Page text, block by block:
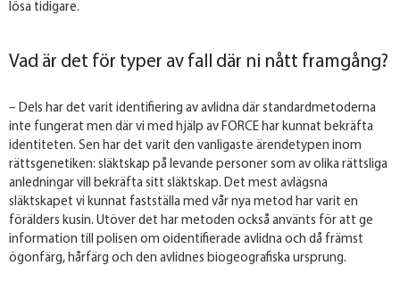
lösa tidigare.
Vad är det för typer av fall där ni nått framgång?
– Dels har det varit identifiering av avlidna där standardmetoderna
inte fungerat men där vi med hjälp av FORCE har kunnat bekräfta
identiteten. Sen har det varit den vanligaste ärendetypen inom
rättsgenetiken: släktskap på levande personer som av olika rättsliga
anledningar vill bekräfta sitt släktskap. Det mest avlägsna
släktskapet vi kunnat fastställa med vår nya metod har varit en
förälders kusin. Utöver det har metoden också använts för att ge
information till polisen om oidentifierade avlidna och då främst
ögonfärg, hårfärg och den avlidnes biogeografiska ursprung.